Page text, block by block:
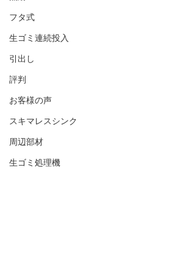
フタ式
生ゴミ連続投入
引出し
評判
お客様の声
スキマレスシンク
周辺部材
生ゴミ処理機